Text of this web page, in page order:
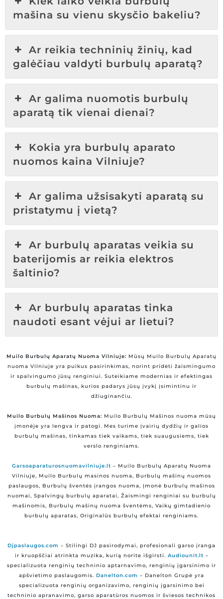
mašina su vienu skysčio bakeliu?
Ar reikia techninių žinių, kad
galėčiau valdyti burbulų aparatą?
Ar galima nuomotis burbulų
aparatą tik vienai dienai?
Kokia yra burbulų aparato
nuomos kaina Vilniuje?
Ar galima užsisakyti aparatą su
pristatymu į vietą?
Ar burbulų aparatas veikia su
baterijomis ar reikia elektros
šaltinio?
Ar burbulų aparatas tinka
naudoti esant vėjui ar lietui?
Muilo Burbulų Aparatų Nuoma Vilniuje: Mūsų Muilo Burbulų Aparatų
nuoma Vilniuje yra puikus pasirinkimas, norint pridėti žaismingumo
ir spalvingumo jūsų renginiui. Suteikiame modernias ir efektingas
burbulų mašinas, kurios padarys jūsų įvykį įsimintinu ir
džiuginančiu.
Muilo Burbulų Mašinos Nuoma: Muilo Burbulų Mašinos nuoma mūsų
įmonėje yra lengva ir patogi. Mes turime įvairių dydžių ir galios
burbulų mašinas, tinkamas tiek vaikams, tiek suaugusiems, tiek
verslo renginiams.
Garsoaparaturosnuomavilniuje.lt – Muilo Burbulų Aparatų Nuoma
Vilniuje, Muilo Burbulų masinos nuoma, Burbulų mašinų nuomos
paslaugos, Burbulų šventės įrangos nuoma, Įmonė burbulų mašinos
nuomai, Spalvingų burbulų aparatai, Žaismingi renginiai su burbulų
mašinomis, Burbulų mašinų nuoma šventėms, Vaikų gimtadienio
burbulų aparatas, Originalūs burbulų efektai renginiams.
Djpaslaugos.com – Stilingi DJ pasirodymai, profesionali garso įranga
ir kruopščiai atrinkta muzika, kurią norite išgirsti. Audiounit.lt –
specializuota renginių techninio aptarnavimo, renginių įgarsinimo ir
apšvietimo paslaugomis. Danelton.com – Danelton Grupė yra
specializuota renginių organizavimo, renginių įgarsinimo bei
techninio apranavimo, garso aparatūros nuomos ir šviesos technikos